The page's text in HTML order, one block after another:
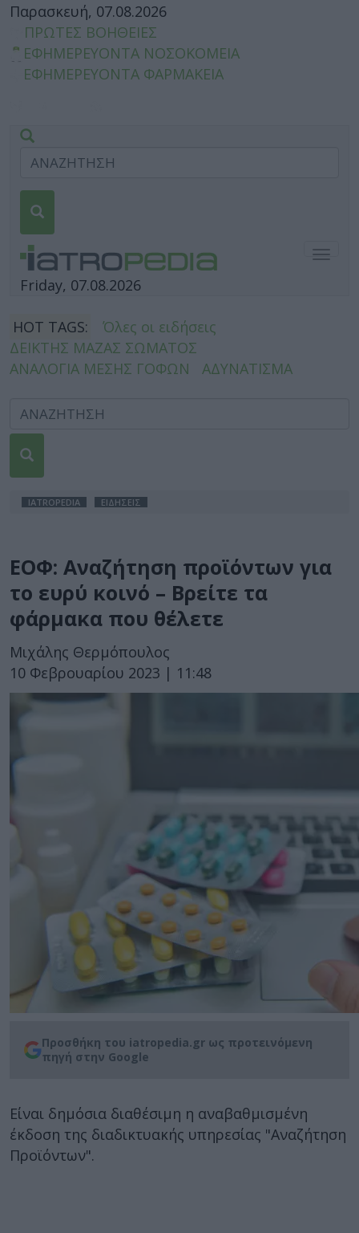
Παρασκευή, 07.08.2026
ΠΡΩΤΕΣ ΒΟΗΘΕΙΕΣ
ΕΦΗΜΕΡΕΥΟΝΤΑ ΝΟΣΟΚΟΜΕΙΑ
ΕΦΗΜΕΡΕΥΟΝΤΑ ΦΑΡΜΑΚΕΙΑ
Friday, 07.08.2026
HOT TAGS:
Όλες οι ειδήσεις
ΔΕΙΚΤΗΣ ΜΑΖΑΣ ΣΩΜΑΤΟΣ
ΑΝΑΛΟΓΙΑ ΜΕΣΗΣ ΓΟΦΩΝ
ΑΔΥΝΑΤΙΣΜΑ
IATROPEDIA ΕΙΔΗΣΕΙΣ
ΕΟΦ: Αναζήτηση προϊόντων για
το ευρύ κοινό – Βρείτε τα
φάρμακα που θέλετε
Μιχάλης Θερμόπουλος
10 Φεβρουαρίου 2023 | 11:48
Προσθήκη του iatropedia.gr ως προτεινόμενη
πηγή στην Google
Είναι δημόσια διαθέσιμη η αναβαθμισμένη
έκδοση της διαδικτυακής υπηρεσίας "Αναζήτηση
Προϊόντων".